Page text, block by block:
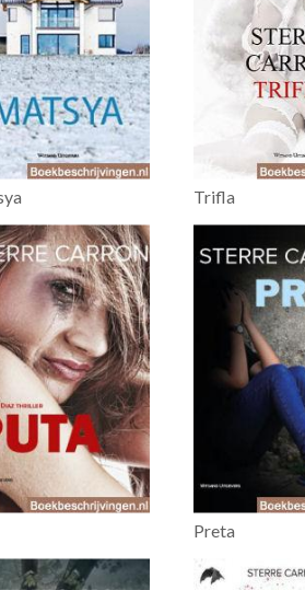
Trifla
Preta